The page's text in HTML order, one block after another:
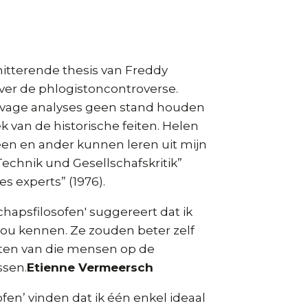
thesis van Freddy
de phlogistoncontroverse.
analyses geen stand houden
van de historische feiten. Helen
en ander kunnen leren uit mijn
und Gesellschafskritik”
experts” (1976).
suggereert dat ik
kennen. Ze zouden beter zelf
van die mensen op de
Etienne Vermeersch
vinden dat ik één enkel ideaal